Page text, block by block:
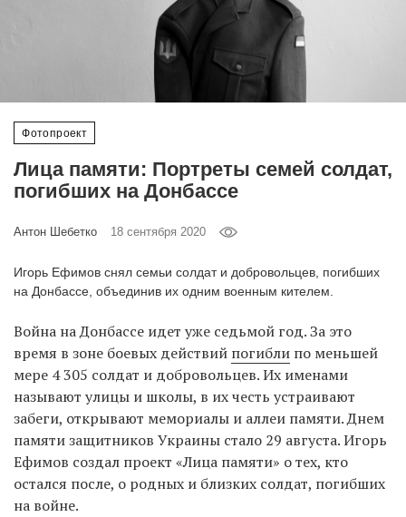
EN
UA
Фотопроект
Лица памяти: Портреты семей солдат,
погибших на Донбассе
Антон Шебетко 18 сентября 2020
Игорь Ефимов снял семьи солдат и добровольцев, погибших
на Донбассе, объединив их одним военным кителем.
Война на Донбассе идет уже седьмой год. За это
время в зоне боевых действий погибли по меньшей
мере 4 305 солдат и добровольцев. Их именами
называют улицы и школы, в их честь устраивают
забеги, открывают мемориалы и аллеи памяти. Днем
памяти защитников Украины стало 29 августа. Игорь
Ефимов создал проект «Лица памяти» о тех, кто
остался после, о родных и близких солдат, погибших
на войне.